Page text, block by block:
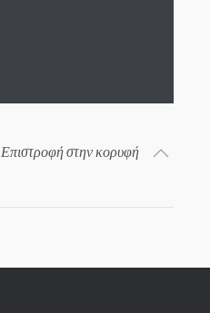
Επιστροφή στην κορυφή